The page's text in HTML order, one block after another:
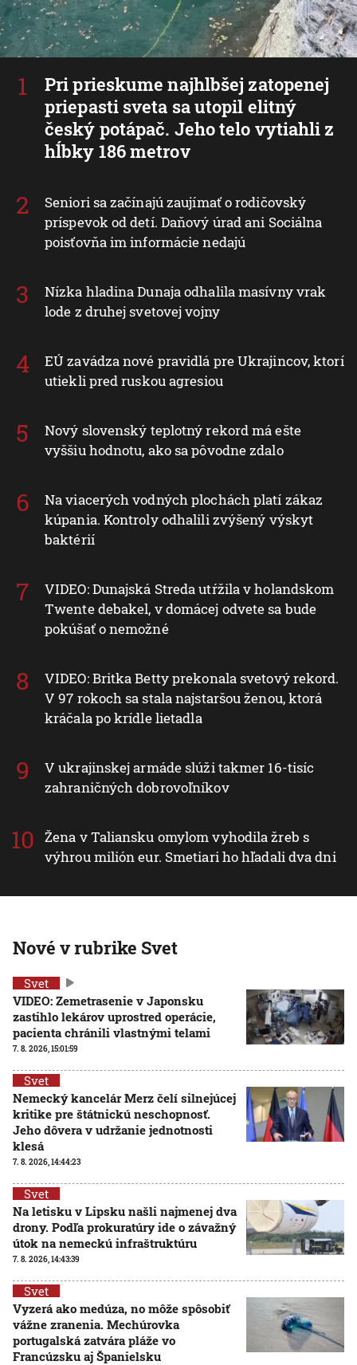
Pri prieskume najhlbšej zatopenej
priepasti sveta sa utopil elitný
český potápač. Jeho telo vytiahli z
hĺbky 186 metrov
Seniori sa začínajú zaujímať o rodičovský
príspevok od detí. Daňový úrad ani Sociálna
poisťovňa im informácie nedajú
Nízka hladina Dunaja odhalila masívny vrak
lode z druhej svetovej vojny
EÚ zavádza nové pravidlá pre Ukrajincov, ktorí
utiekli pred ruskou agresiou
Nový slovenský teplotný rekord má ešte
vyššiu hodnotu, ako sa pôvodne zdalo
Na viacerých vodných plochách platí zákaz
kúpania. Kontroly odhalili zvýšený výskyt
baktérií
VIDEO: Dunajská Streda utŕžila v holandskom
Twente debakel, v domácej odvete sa bude
pokúšať o nemožné
VIDEO: Britka Betty prekonala svetový rekord.
V 97 rokoch sa stala najstaršou ženou, ktorá
kráčala po krídle lietadla
V ukrajinskej armáde slúži takmer 16-tisíc
zahraničných dobrovoľníkov
Žena v Taliansku omylom vyhodila žreb s
výhrou milión eur. Smetiari ho hľadali dva dni
Nové v rubrike Svet
Svet
VIDEO: Zemetrasenie v Japonsku
zastihlo lekárov uprostred operácie,
pacienta chránili vlastnými telami
7. 8. 2026, 15:01:59
Svet
Nemecký kancelár Merz čelí silnejúcej
kritike pre štátnickú neschopnosť.
Jeho dôvera v udržanie jednotnosti
klesá
7. 8. 2026, 14:44:23
Svet
Na letisku v Lipsku našli najmenej dva
drony. Podľa prokuratúry ide o závažný
útok na nemeckú infraštruktúru
7. 8. 2026, 14:43:39
Svet
Vyzerá ako medúza, no môže spôsobiť
vážne zranenia. Mechúrovka
portugalská zatvára pláže vo
Francúzsku aj Španielsku